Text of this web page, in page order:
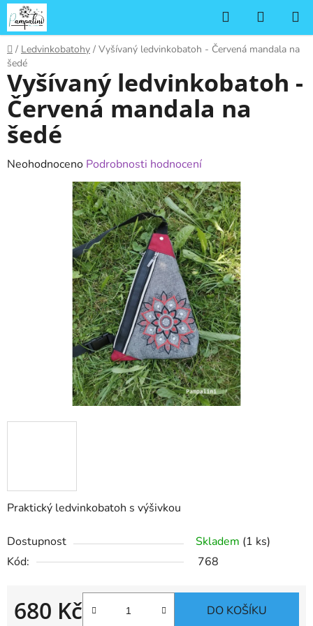
Přejít
na
obsah
Hledat
KOŠÍK
Domů
/ Ledvinkobatohy / Vyšívaný ledvinkobatoh - Červená mandala na
šedé
Praktický ledvinkobatoh s výšivkou
Dostupnost Skladem (1 ks)
Kód:
768
680 Kč DO KOŠÍKU
Vyšívaný ledvinkobatoh -
Červená mandala na
šedé
Průměrné
Neohodnoceno Podrobnosti hodnocení